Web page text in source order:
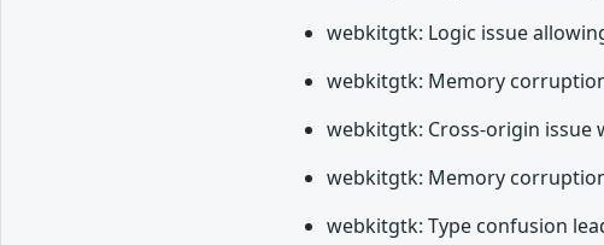
webkitgtk: Logic issue
webkitgtk: Memory
webkitgtk: Cross-origin issue
webkitgtk: Memory
webkitgtk: Type confusion